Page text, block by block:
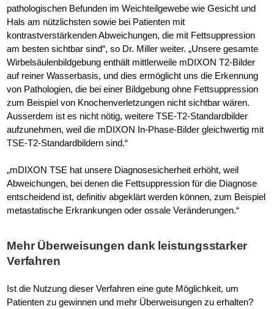
pathologischen Befunden im Weichteilgewebe wie Gesicht und
Hals am nützlichsten sowie bei Patienten mit
kontrastverstärkenden Abweichungen, die mit Fettsuppression
am besten sichtbar sind“, so Dr. Miller weiter. „Unsere gesamte
Wirbelsäulenbildgebung enthält mittlerweile mDIXON T2-Bilder
auf reiner Wasserbasis, und dies ermöglicht uns die Erkennung
von Pathologien, die bei einer Bildgebung ohne Fettsuppression
zum Beispiel von Knochenverletzungen nicht sichtbar wären.
Ausserdem ist es nicht nötig, weitere TSE-T2-Standardbilder
aufzunehmen, weil die mDIXON In-Phase-Bilder gleichwertig mit
TSE-T2-Standardbildern sind.“
„mDIXON TSE hat unsere Diagnosesicherheit erhöht, weil
Abweichungen, bei denen die Fettsuppression für die Diagnose
entscheidend ist, definitiv abgeklärt werden können, zum Beispiel
metastatische Erkrankungen oder ossale Veränderungen.“
Mehr Überweisungen dank leistungsstarker
Verfahren
Ist die Nutzung dieser Verfahren eine gute Möglichkeit, um
Patienten zu gewinnen und mehr Überweisungen zu erhalten?